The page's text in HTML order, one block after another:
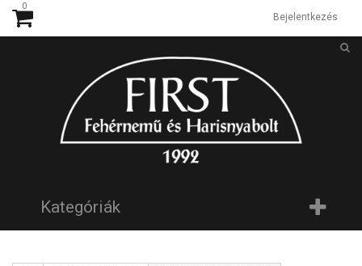
Bejelentkezés
0
Kategóriák